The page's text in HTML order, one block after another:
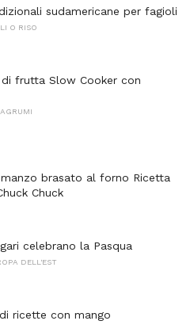
sudamericane per fagioli
O RISO
frutta Slow Cooker con
brasato al forno Ricetta
Chuck
celebrano la Pasqua
DELL'EST
ricette con mango